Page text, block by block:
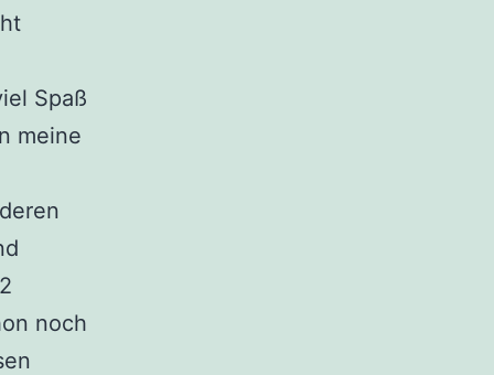
Spaß
meine
noch